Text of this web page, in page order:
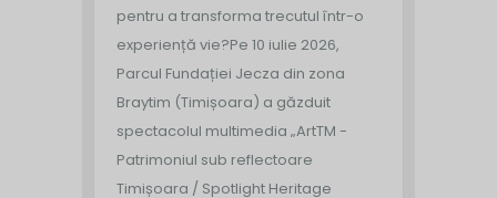
pentru a transforma trecutul într-o
experiență vie?Pe 10 iulie 2026,
Parcul Fundației Jecza din zona
Braytim (Timișoara) a găzduit
spectacolul multimedia „ArtTM -
Patrimoniul sub reflectoare
Timișoara / Spotlight Heritage